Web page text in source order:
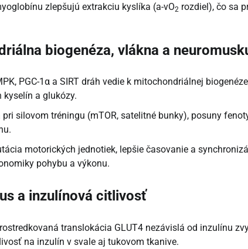
zlepšujú extrakciu kyslíka (a-vO2 rozdiel), čo sa
biogenéza, vlákna a
PGC-1α a SIRT dráh vedie k mitochondriálnej
kyselín a glukózy.
pri silovom tréningu (mTOR, satelitné bunky), posuny
motorických jednotiek, lepšie časovanie a
pohybu a výkonu.
a inzulínová citlivosť
translokácia GLUT4 nezávislá od inzulínu
na inzulín v svale aj tukovom tkanive.